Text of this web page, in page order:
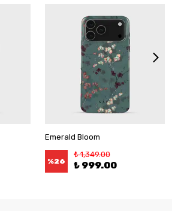
Emerald Bloom
%26
₺ 1,349.00
₺ 999.00